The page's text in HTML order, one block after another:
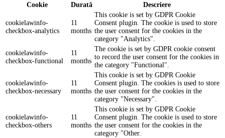
Cookie
Durată Descriere
cookielawinfo-
checkbox-analytics
11
months
This cookie is set by GDPR Cookie
Consent plugin. The cookie is used to store
the user consent for the cookies in the
category "Analytics".
cookielawinfo-
checkbox-functional
11
months
The cookie is set by GDPR cookie consent
to record the user consent for the cookies in
the category "Functional".
cookielawinfo-
checkbox-necessary
11
months
This cookie is set by GDPR Cookie
Consent plugin. The cookies is used to store
the user consent for the cookies in the
category "Necessary".
cookielawinfo-
checkbox-others
11
months
This cookie is set by GDPR Cookie
Consent plugin. The cookie is used to store
the user consent for the cookies in the
category "Other.